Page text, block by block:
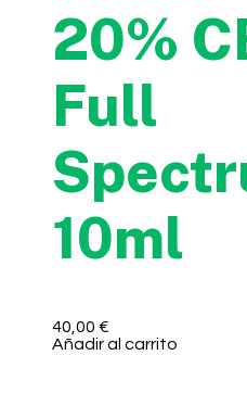
20%
Full
10ml
40,00 €
Añadir al carrito